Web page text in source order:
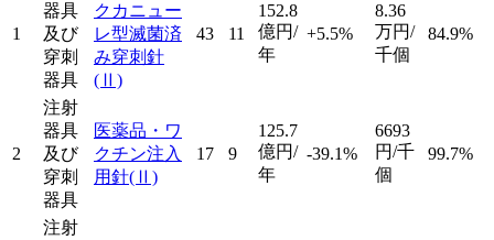
1
器具
及び
穿刺
器具
クカニュー
レ型滅菌済
み穿刺針
(Ⅱ)
43 11
152.8
億円/
年
+5.5%
8.36
万円/
千個
84.9%
2
注射
器具
及び
穿刺
器具
医薬品・ワ
クチン注入
用針(Ⅱ)
17 9
125.7
億円/
年
-39.1%
6693
円/千
個
99.7%
注射